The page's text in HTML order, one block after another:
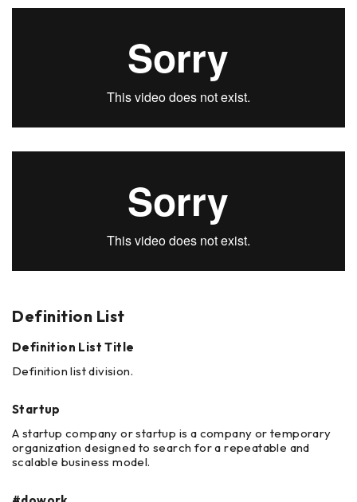
Definition List
Definition List Title
Definition list division.
Startup
A startup company or startup is a company or temporary
organization designed to search for a repeatable and
scalable business model.